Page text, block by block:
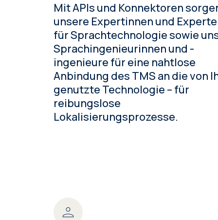
Mit APIs und Konnektoren
unsere Expertinnen und
für Sprachtechnologie sowie
Sprachingenieurinnen und -
ingenieure für eine nahtlose
Anbindung des TMS an die von
genutzte Technologie – für
reibungslose
Lokalisierungsprozesse.